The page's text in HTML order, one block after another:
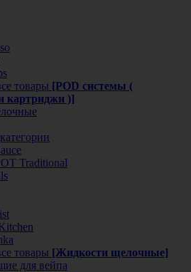
товары [POD системы (
картриджи )]
Traditional
товары [Жидкости щелочные]
для вейпа